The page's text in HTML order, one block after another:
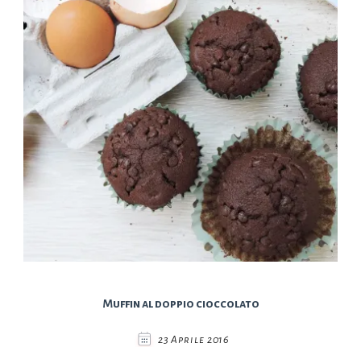
Muffin al doppio cioccolato
23 Aprile 2016